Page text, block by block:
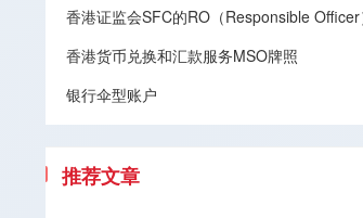
香港证监会SFC的RO（Responsible
香港货币兑换和汇款服务MSO牌照
银行伞型账户
推荐文章